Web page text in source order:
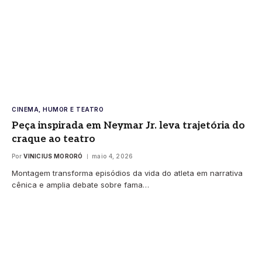
CINEMA, HUMOR E TEATRO
Peça inspirada em Neymar Jr. leva trajetória do
craque ao teatro
Por VINICIUS MORORÓ maio 4, 2026
Montagem transforma episódios da vida do atleta em narrativa
cênica e amplia debate sobre fama…